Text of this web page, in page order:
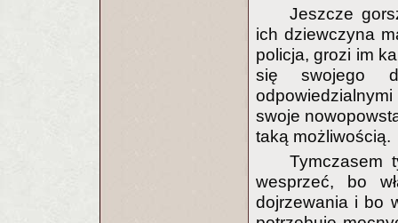
Jeszcze
ich dziewczyna
policja, grozi im
się swojego
swoje
taką możliwością.
Tymczasem
wesprzeć, bo
dojrzewania i bo